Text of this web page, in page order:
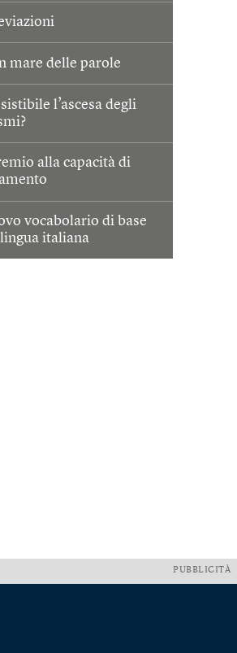
mare delle parole
l’ascesa degli
alla capacità di
vocabolario di base
italiana
PUBBLICITÀ